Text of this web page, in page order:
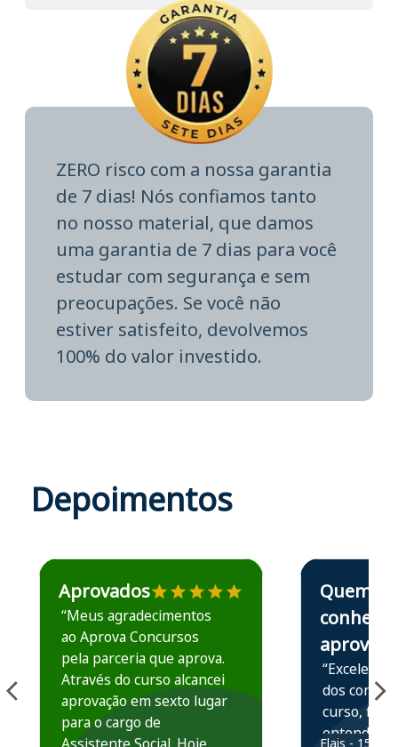
ZERO risco com a nossa garantia
de 7 dias! Nós confiamos tanto
no nosso material, que damos
uma garantia de 7 dias para você
estudar com segurança e sem
preocupações. Se você não
estiver satisfeito, devolvemos
100% do valor investido.
Depoimentos
Estudante José recomenda o Aprova Concursos em
Aprovados
“Meus agradecimentos
ao Aprova Concursos
pela parceria que aprova.
Através do curso alcancei
aprovação em sexto lugar
para o cargo de
Estudante Elais
Quem
conhece,
aprova
“Excelente
dos
curso,
entender e
Elais - 15/07/